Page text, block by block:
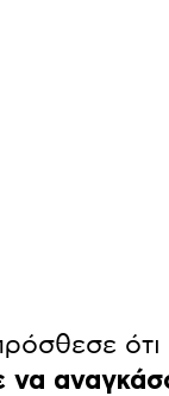
ότι
να